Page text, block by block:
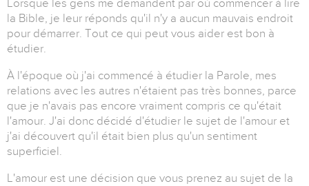
Lorsque les gens me demandent par où commencer à lire
la Bible, je leur réponds qu'il n'y a aucun mauvais endroit
pour démarrer. Tout ce qui peut vous aider est bon à
étudier.
À l'époque où j'ai commencé à étudier la Parole, mes
relations avec les autres n'étaient pas très bonnes, parce
que je n'avais pas encore vraiment compris ce qu'était
l'amour. J'ai donc décidé d'étudier le sujet de l'amour et
j'ai découvert qu'il était bien plus qu'un sentiment
superficiel.
L'amour est une décision que vous prenez au sujet de la